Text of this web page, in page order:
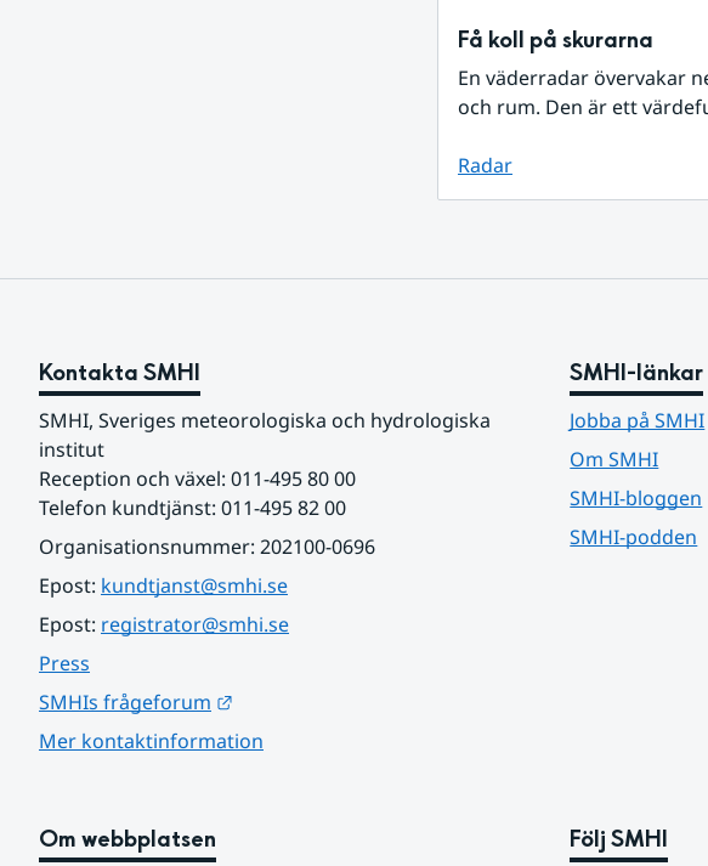
Få koll på skurarna
En väderradar övervakar
och rum. Den är ett
Radar
Kontakta SMHI
SMHI, Sveriges meteorologiska och hydrologiska
institut
Reception och växel: 011-495 80 00
Telefon kundtjänst: 011-495 82 00
Organisationsnummer: 202100-0696
Epost: kundtjanst@smhi.se
Epost: registrator@smhi.se
Press
SMHIs frågeforum
Mer kontaktinformation
SMHI-länkar
Jobba på SMHI
Om SMHI
SMHI-bloggen
SMHI-podden
Om webbplatsen Följ SMHI